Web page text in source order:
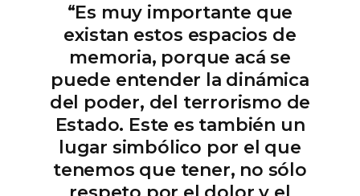
“Es muy importante que
existan estos espacios de
memoria, porque acá se
puede entender la dinámica
del poder, del terrorismo de
Estado. Este es también un
lugar simbólico por el que
tenemos que tener, no sólo